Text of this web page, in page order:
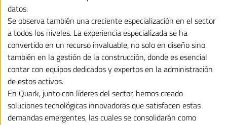
datos.
Se observa también una creciente especialización en el sector
a todos los niveles. La experiencia especializada se ha
convertido en un recurso invaluable, no solo en diseño sino
también en la gestión de la construcción, donde es esencial
contar con equipos dedicados y expertos en la administración
de estos activos.
En Quark, junto con líderes del sector, hemos creado
soluciones tecnológicas innovadoras que satisfacen estas
demandas emergentes, las cuales se consolidarán como